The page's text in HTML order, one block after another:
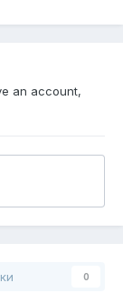
an account,
0